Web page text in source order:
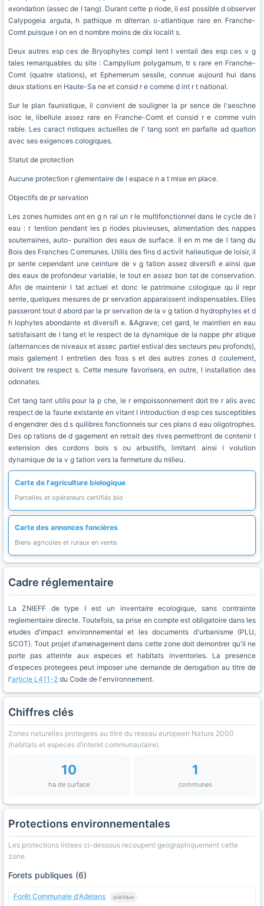
exondation (assec de l tang). Durant cette p riode, il est possible d observer
Calypogeia arguta, h pathique m diterran o-atlantique rare en Franche-
Comt puisque l on en d nombre moins de dix localit s.
Deux autres esp ces de Bryophytes compl tent l ventail des esp ces v g
tales remarquables du site : Campylium polygamum, tr s rare en Franche-
Comt (quatre stations), et Ephemerum sessile, connue aujourd hui dans
deux stations en Haute-Sa ne et consid r e comme d int r t national.
Sur le plan faunistique, il convient de souligner la pr sence de l'aeschne
isoc le, libellule assez rare en Franche-Comt et consid r e comme vuln
rable. Les caract ristiques actuelles de l' tang sont en parfaite ad quation
avec ses exigences cologiques.
Statut de protection
Aucune protection r glementaire de l espace n a t mise en place.
Objectifs de pr servation
Les zones humides ont en g n ral un r le multifonctionnel dans le cycle de l
eau : r tention pendant les p riodes pluvieuses, alimentation des nappes
souterraines, auto- puraition des eaux de surface. Il en m me de l tang du
Bois des Franches Communes. Utilis des fins d activit halieutique de loisir, il
pr sente cependant une ceinture de v g tation assez diversifi e ainsi que
des eaux de profondeur variable, le tout en assez bon tat de conservation.
Afin de maintenir l tat actuel et donc le patrimoine cologique qu il repr
sente, quelques mesures de pr servation apparaissent indispensables. Elles
passeront tout d abord par la pr servation de la v g tation d hydrophytes et d
h lophytes abondante et diversifi e. &Agrave; cet gard, le maintien en eau
satisfaisant de l tang et le respect de la dynamique de la nappe phr atique
(alternances de niveaux et assec partiel estival des secteurs peu profonds),
mais galement l entretien des foss s et des autres zones d coulement,
doivent tre respect s. Cette mesure favorisera, en outre, l installation des
odonates.
Cet tang tant utilis pour la p che, le r empoissonnement doit tre r alis avec
respect de la faune existante en vitant l introduction d esp ces susceptibles
d engendrer des d s quilibres fonctionnels sur ces plans d eau oligotrophes.
Des op rations de d gagement en retrait des rives permettront de contenir l
extension des cordons bois s ou arbustifs, limitant ainsi l volution
dynamique de la v g tation vers la fermeture du milieu.
Carte de l'agriculture biologique
Parcelles et opérateurs certifiés bio
Carte des annonces foncières
Biens agricoles et ruraux en vente
Cadre réglementaire
La ZNIEFF de type I est un inventaire ecologique, sans contrainte
reglementaire directe. Toutefois, sa prise en compte est obligatoire dans les
etudes d'impact environnemental et les documents d'urbanisme (PLU,
SCOT). Tout projet d'amenagement dans cette zone doit demontrer qu'il ne
porte pas atteinte aux especes et habitats inventories. La presence
d'especes protegees peut imposer une demande de derogation au titre de
l'article L411-2 du Code de l'environnement.
Chiffres clés
Zones naturelles protegees au titre du reseau europeen Natura 2000
(habitats et especes d’interet communautaire).
10
ha de surface
1
communes
Protections environnementales
Les protections listees ci-dessous recoupent geographiquement cette
zone.
Forets publiques (6)
Forêt Communale d'Adelans publique